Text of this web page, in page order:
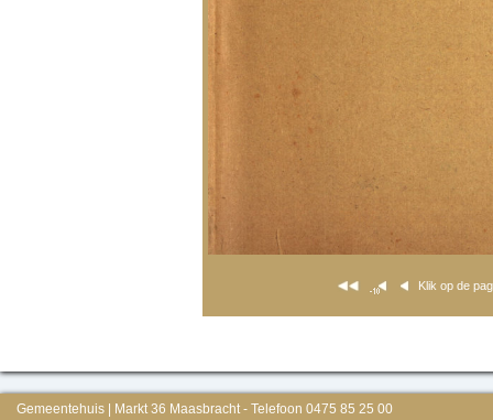
Klik op de
Gemeentehuis | Markt 36 Maasbracht - Telefoon 0475 85 25 00